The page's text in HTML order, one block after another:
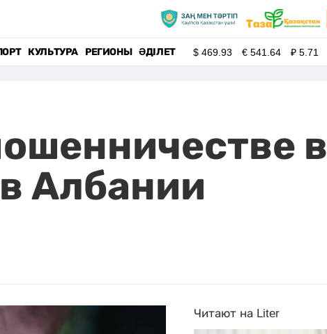
КУЛЬТУРА РЕГИОНЫ ӘДІЛЕТ $469.93 €541.64 ₽5.71
в
Албании
Читают на Liter